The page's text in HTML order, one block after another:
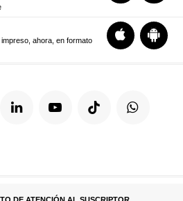
ahora, en formato